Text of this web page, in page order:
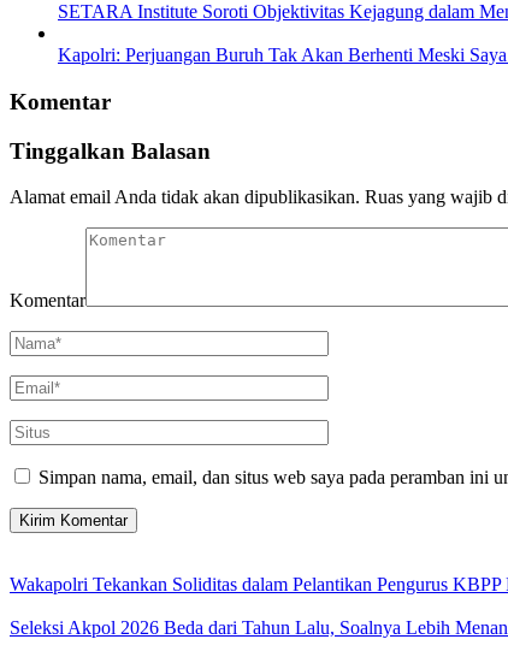
SETARA Institute Soroti Objektivitas Kejagung dalam
Kapolri: Perjuangan Buruh Tak Akan Berhenti Meski Saya
Komentar
Tinggalkan Balasan
Alamat email Anda tidak akan dipublikasikan. Ruas yang wajib
Komentar
Simpan nama, email, dan situs web saya pada peramban ini
Wakapolri Tekankan Soliditas dalam Pelantikan Pengurus KBPP
Seleksi Akpol 2026 Beda dari Tahun Lalu, Soalnya Lebih